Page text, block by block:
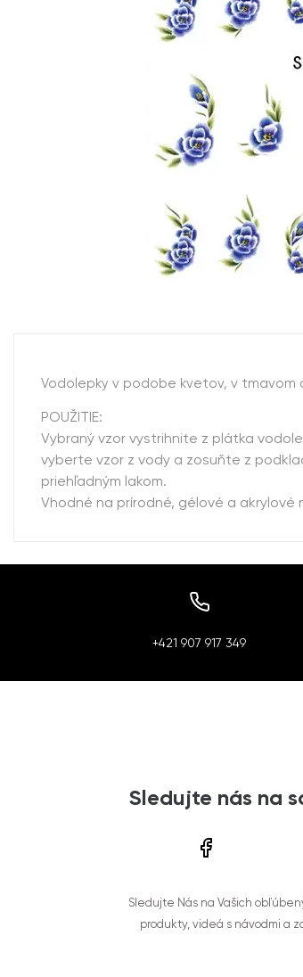
Vodolepky v podobe kvetov, v tmavom
POUŽITIE:
Vybraný vzor vystrihnite z plátka
vyberte vzor z vody a zosuňte z
priehľadným lakom.
Vhodné na prírodné, gélové a akrylové
+421 907 917 349
Sledujte nás na
Sledujte Nás na Vašich
produkty, videá s návodmi a